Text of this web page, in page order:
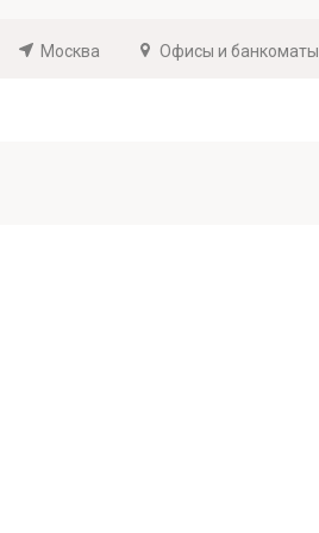
Москва Офисы и банкоматы